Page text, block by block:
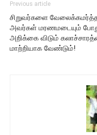
Previous article
சிறுவர்களை
அவர்கள் மரணமடையும்
அறிக்கை விடும்
மாற்றியாக வேண்டும்!